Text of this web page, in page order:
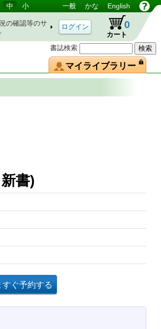
書誌検索
中 小 一般 かな English
の確認等のサ
カート
0
マイライブラリー
日新書)